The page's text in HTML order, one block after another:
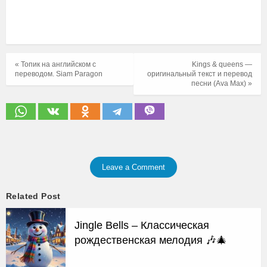
Kings & queens —
оригинальный текст и перевод
песни (Ava Max) »
« Топик на английском с
переводом. Siam Paragon
Leave a Comment
Related Post
Jingle Bells – Классическая
рождественская мелодия 🎶🎄